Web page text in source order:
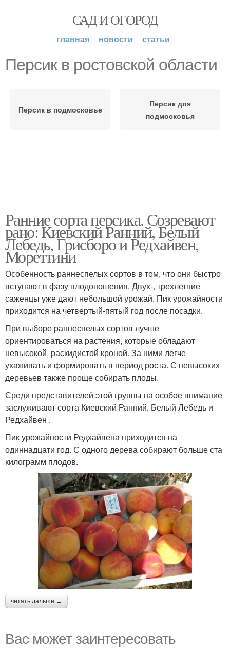
САД И ОГОРОД
главная новости статьи
Персик в ростовской области
Персик в подмосковье
Персик для
подмосковья
Ранние сорта персика. Созревают
рано: Киевский Ранний, Белый
Лебедь, Грисборо и Редхайвен,
Мореттини
Особенность раннеспелых сортов в том, что они быстро
вступают в фазу плодоношения. Двух-, трехлетние
саженцы уже дают небольшой урожай. Пик урожайности
приходится на четвертый-пятый год после посадки.
При выборе раннеспелых сортов лучше
ориентироваться на растения, которые обладают
невысокой, раскидистой кроной. За ними легче
ухаживать и формировать в период роста. С невысоких
деревьев также проще собирать плоды.
Среди представителей этой группы на особое внимание
заслуживают сорта Киевский Ранний, Белый Лебедь и
Редхайвен .
Пик урожайности Редхайвена приходится на
одиннадцати год. С одного дерева собирают больше ста
килограмм плодов.
читать дальше →
Вас может заинтересовать